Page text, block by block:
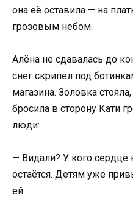
она её оставила — на
грозовым небом.
Алёна не сдавалась до
снег скрипел под
магазина. Золовка
бросила в сторону Кати
люди:
— Видали? У кого
остаётся. Детям уже
ей.